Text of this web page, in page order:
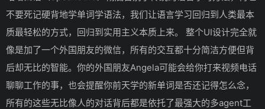
不要死记硬背地学单词学语法，我们让语言学习回归到人类最本
质最轻松的方式，回归到实用主义本质上来。 整个UI设计完全就
像是加了一个外国朋友的微信，所有的交互都十分简洁方便但背
后却无比的智能。你的外国朋友Angela可能会给你打来视频电话
聊聊工作的事，也会提醒你前天学的新单词是否还记得怎么念，
所有的这些无比像人的对话背后都是依托了最强大的多agent工